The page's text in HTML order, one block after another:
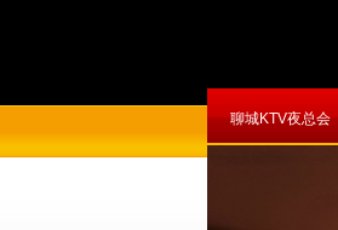
聊城KTV夜总会